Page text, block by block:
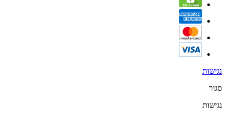
נגישות
סגור
נגישות